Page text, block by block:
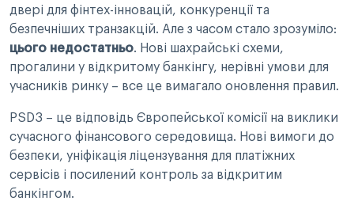
двері для фінтех-інновацій, конкуренції та
безпечніших транзакцій. Але з часом стало зрозуміло:
цього недостатньо. Нові шахрайські схеми,
прогалини у відкритому банкінгу, нерівні умови для
учасників ринку – все це вимагало оновлення правил.
PSD3 – це відповідь Європейської комісії на виклики
сучасного фінансового середовища. Нові вимоги до
безпеки, уніфікація ліцензування для платіжних
сервісів і посилений контроль за відкритим
банкінгом.